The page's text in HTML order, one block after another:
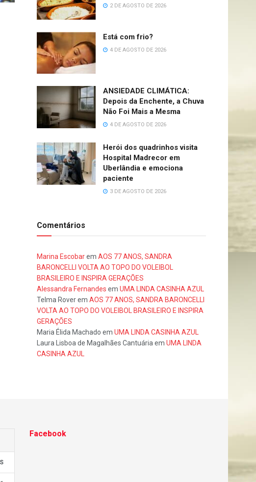
2 DE AGOSTO DE 2026
Está com frio?
4 DE AGOSTO DE 2026
ANSIEDADE CLIMÁTICA:
Depois da Enchente, a Chuva
Não Foi Mais a Mesma
4 DE AGOSTO DE 2026
Herói dos quadrinhos visita
Hospital Madrecor em
Uberlândia e emociona
paciente
3 DE AGOSTO DE 2026
Comentários
Marina Escobarem AOS 77 ANOS, SANDRA
BARONCELLI VOLTA AO TOPO DO VOLEIBOL
BRASILEIRO E INSPIRA GERAÇÕES
Alessandra Fernandes em UMA LINDA CASINHA AZUL
Telma Roverem AOS 77 ANOS, SANDRA BARONCELLI
VOLTA AO TOPO DO VOLEIBOL BRASILEIRO E INSPIRA
GERAÇÕES
Maria Élida Machado em UMA LINDA CASINHA AZUL
Laura Lisboa de Magalhães Cantuáriaem UMA LINDA
CASINHA AZUL
S
Facebook